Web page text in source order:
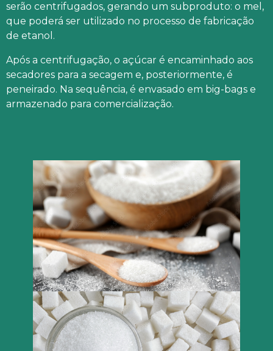
serão centrifugados, gerando um subproduto: o mel,
que poderá ser utilizado no processo de fabricação
de etanol.
Após a centrifugação, o açúcar é encaminhado aos
secadores para a secagem e, posteriormente, é
peneirado. Na sequência, é envasado em big-bags e
armazenado para comercialização.